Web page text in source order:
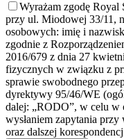
Wyrażam zgodę Royal
przy ul. Miodowej 33/11,
osobowych: imię i
zgodnie z
2016/679 z dnia 27
fizycznych w związku z
sprawie swobodnego
dyrektywy 95/46/WE
dalej: „RODO”, w celu w
wysłaniem zapytania
oraz dalszej